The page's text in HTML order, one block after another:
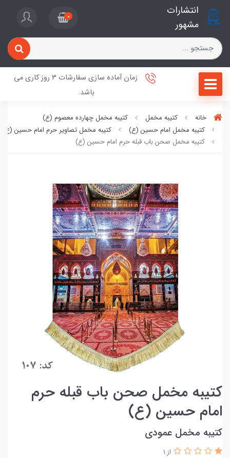
انتشارات
مشهور
0
زمان آماده سازی سفارشات 3 روز کاری می
باشد.
خانه کتیبه مخمل
کتیبه مخمل چهارده معصوم (ع)
کتیبه مخمل امام حسین (ع)
کتیبه مخمل تصاویر حرم امام حسین (ع)
کتیبه مخمل صحن باب قبله حرم امام حسین (ع)
کتیبه مخمل صحن باب قبله حرم
امام حسین (ع)
کتیبه مخمل عمودی
از 1